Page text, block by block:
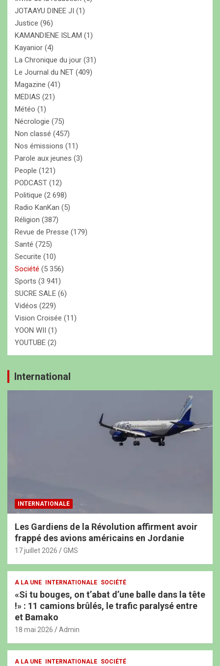
JOTAAYU DINEE JI (1)
Justice (96)
KAMANDIENE ISLAM (1)
Kayanior (4)
La Chronique du jour (31)
Le Journal du NET (409)
Magazine (41)
MEDIAS (21)
Météo (1)
Nécrologie (75)
Non classé (457)
Nos émissions (11)
Parole aux jeunes (3)
People (121)
PODCAST (12)
Politique (2 698)
Radio KanKan (5)
Réligion (387)
Revue de Presse (179)
Santé (725)
Securite (10)
Société (5 356)
Sports (3 941)
SUCRE SALE (6)
Vidéos (229)
Vision Croisée (11)
YOON WII
(1)
YOUTUBE (2)
International
INTERNATIONALE
Les Gardiens de la Révolution affirment avoir
frappé des avions américains en Jordanie
17 juillet 2026 GMS
A LA UNE INTERNATIONALE SOCIÉTÉ
«Si tu bouges, on t’abat d’une balle dans la tête
!» : 11 camions brûlés, le trafic paralysé entre
et Bamako
18 mai 2026 Admin
A LA UNE INTERNATIONALE SOCIÉTÉ